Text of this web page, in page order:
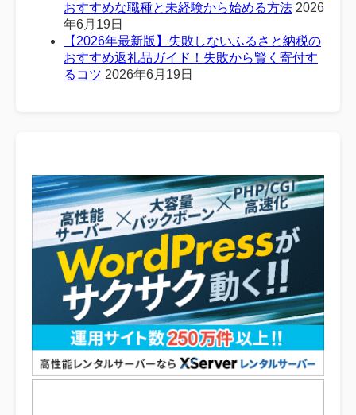
おすすめな職種と未経験から始める方法 2026
年6月19日
【2026年最新版】失敗しないふるさと納税の
おすすめ返礼品ガイド！失敗から賢く寄付す
るコツ 2026年6月19日